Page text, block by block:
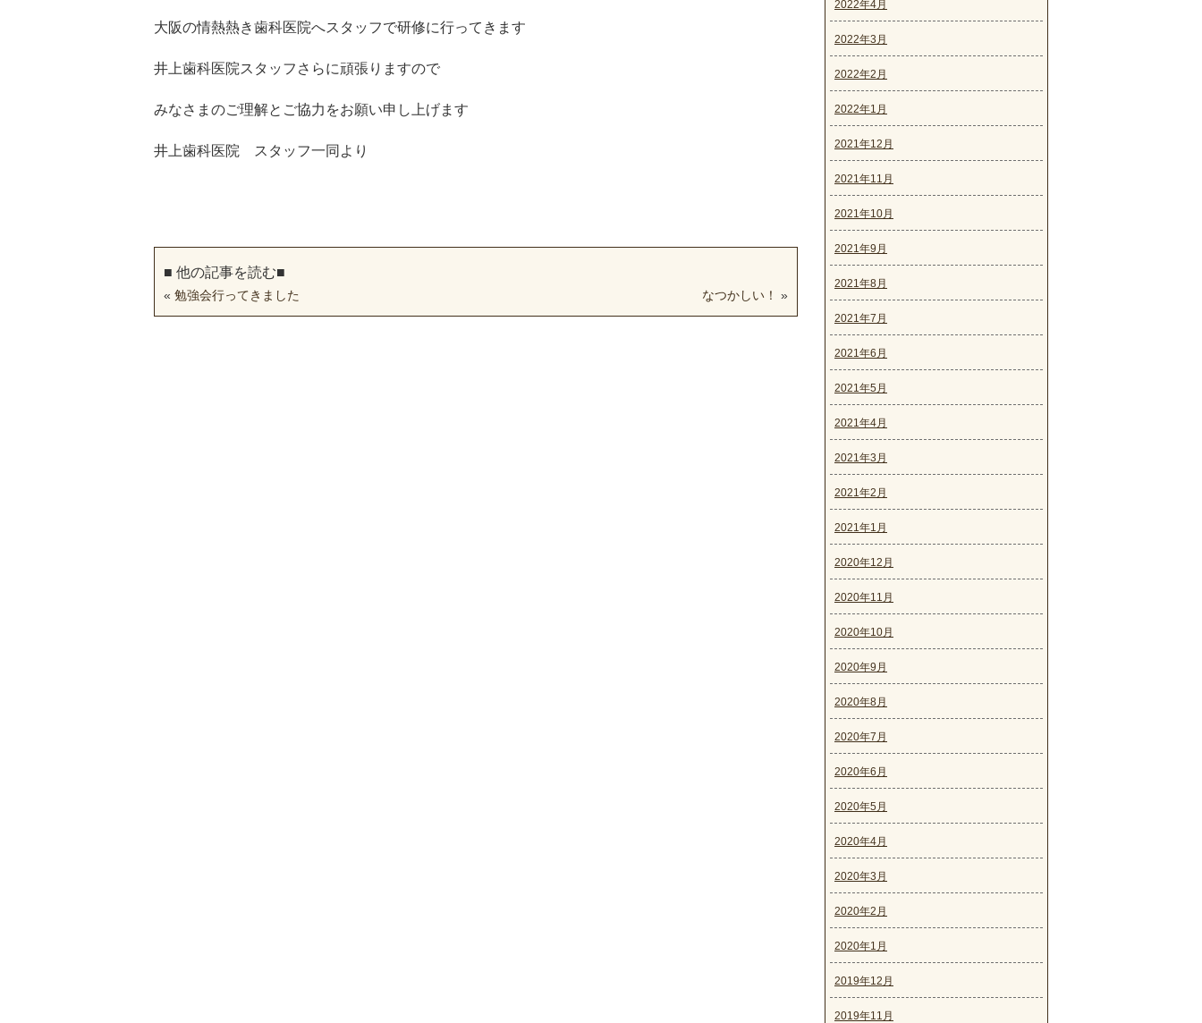
大阪の情熱熱き歯科医院へスタッフで研修に行ってきます
井上歯科医院スタッフさらに頑張りますので
みなさまのご理解とご協力をお願い申し上げます
井上歯科医院 スタッフ一同より
■ 他の記事を読む■
« 勉強会行ってきました なつかしい！ »
2022年4月
2022年3月
2022年2月
2022年1月
2021年12月
2021年11月
2021年10月
2021年9月
2021年8月
2021年7月
2021年6月
2021年5月
2021年4月
2021年3月
2021年2月
2021年1月
2020年12月
2020年11月
2020年10月
2020年9月
2020年8月
2020年7月
2020年6月
2020年5月
2020年4月
2020年3月
2020年2月
2020年1月
2019年12月
2019年11月